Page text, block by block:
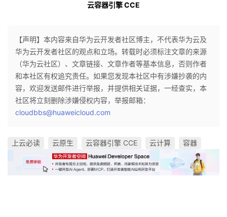
云容器引擎 CCE
【声明】本内容来自华为云开发者社区博主，不代表华为云及
华为云开发者社区的观点和立场。转载时必须标注文章的来源
（华为云社区）、文章链接、文章作者等基本信息，否则作者
和本社区有权追究责任。如果您发现本社区中有涉嫌抄袭的内
容，欢迎发送邮件进行举报，并提供相关证据，一经查实，本
社区将立刻删除涉嫌侵权内容，举报邮箱：
cloudbbs@huaweicloud.com
上云必读 云原生 云容器引擎 CCE 云计算 容器